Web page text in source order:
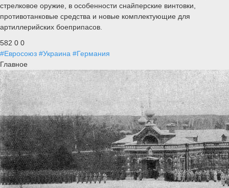
стрелковое оружие, в особенности снайперские винтовки,
противотанковые средства и новые комплектующие для
артиллерийских боеприпасов.
582 0 0
#Евросоюз #Украина #Германия
Главное